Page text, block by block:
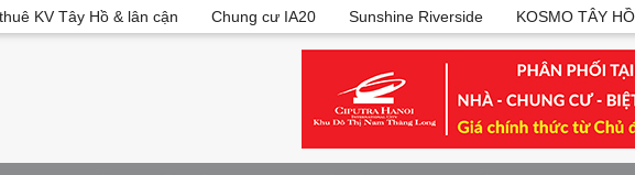
KV Tây Hồ & lân cận Chung cư IA20 Sunshine Riverside KOSMO TÂY HỒ